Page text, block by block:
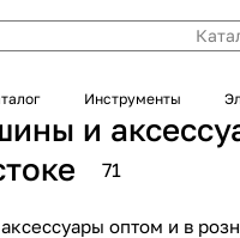
Инструменты
и
71
оптом и в